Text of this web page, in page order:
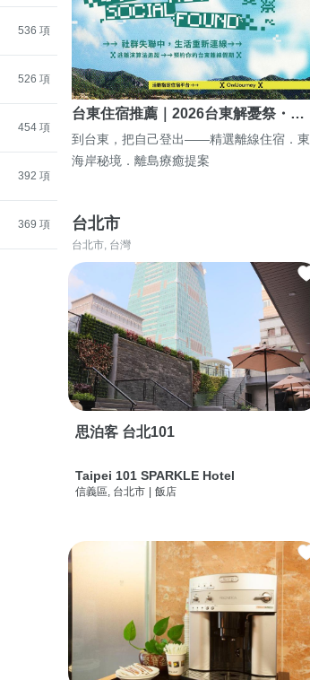
536 項
526 項
454 項
392 項
369 項
台東住宿推薦｜2026台東解憂祭・…
到台東，把自己登出——精選離線住宿．東
海岸秘境．離島療癒提案
台北市
台北市, 台灣
思泊客 台北101
Taipei 101 SPARKLE Hotel
信義區, 台北市 飯店